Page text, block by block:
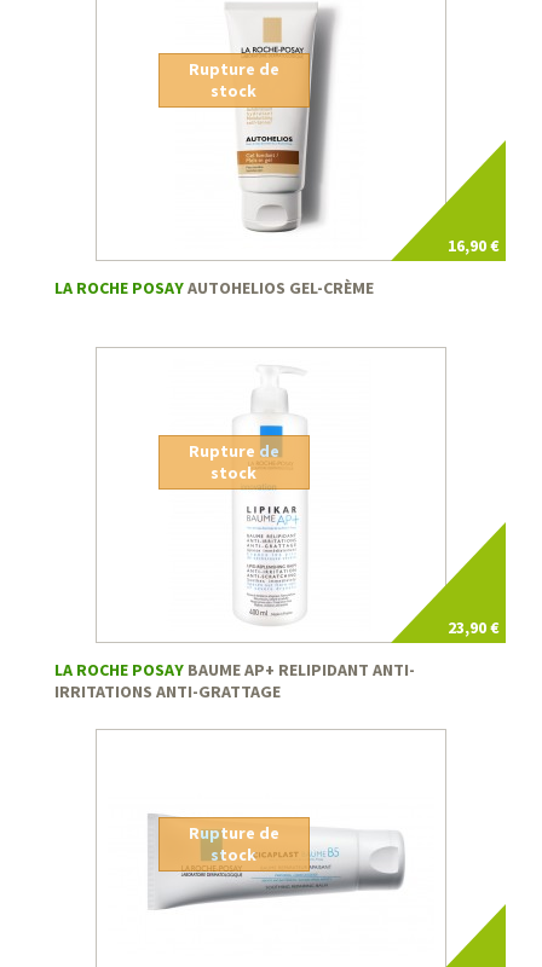
16,90 €
Rupture de
stock
LA ROCHE POSAYAUTOHELIOS GEL-CRÈME
23,90 €
Rupture de
stock
LA ROCHE POSAY BAUME AP+ RELIPIDANT ANTI-
IRRITATIONS ANTI-GRATTAGE
Rupture de
stock